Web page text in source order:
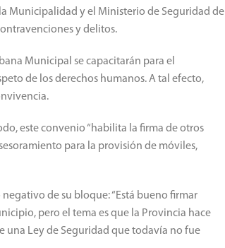
Municipalidad y el Ministerio de Seguridad de
y delitos.
Municipal se capacitarán para el
de los derechos humanos. A tal efecto,
este convenio “habilita la firma de otros
para la provisión de móviles,
de su bloque: “Está bueno firmar
pero el tema es que la Provincia hace
una Ley de Seguridad que todavía no fue